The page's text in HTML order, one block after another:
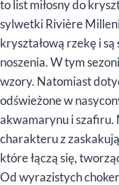
to list miłosny do
sylwetki Rivière
kryształową rzekę i
noszenia. W tym
wzory. Natomiast
odświeżone w
akwamarynu i szafiru.
charakteru z
które łączą się,
Od wyrazistych